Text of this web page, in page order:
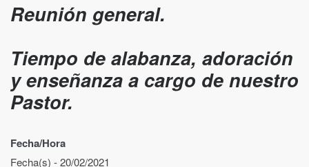
Reunión general.
Tiempo de alabanza, adoración
y enseñanza a cargo de nuestro
Pastor.
Fecha/Hora
Fecha(s) - 20/02/2021